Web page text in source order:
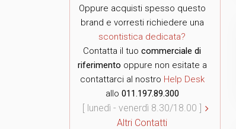
Oppure acquisti spesso questo
brand e vorresti richiedere una
scontistica dedicata?
Contatta il tuo commerciale di
riferimento oppure non esitate a
contattarci al nostro Help Desk
allo 011.197.89.300
[ lunedì - venerdì 8.30/18.00 ]
Altri Contatti